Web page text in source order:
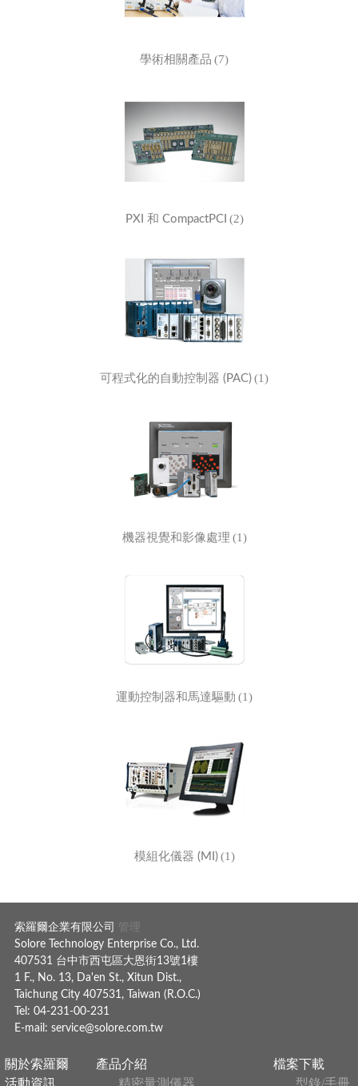
學術相關產品 (7)
PXI 和 CompactPCI (2)
可程式化的自動控制器 (PAC) (1)
機器視覺和影像處理 (1)
運動控制器和馬達驅動 (1)
模組化儀器 (MI) (1)
索羅爾企業有限公司
管理
Solore Technology Enterprise Co., Ltd.
407531 台中市西屯區大恩街13號1樓
1 F., No. 13, Da'en St., Xitun Dist.,
Taichung City 407531, Taiwan (R.O.C.)
Tel: 04-231-00-231
E-mail: service@solore.com.tw
關於索羅爾
活動資訊
產品介紹
精密量測儀器
檔案下載
型錄/手冊